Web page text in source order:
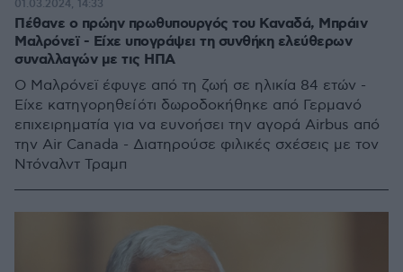
Πέθανε ο πρώην πρωθυπουργός του Καναδά, Μπράιν
Μαλρόνεϊ - Είχε υπογράψει τη συνθήκη ελεύθερων
συναλλαγών με τις ΗΠΑ
Ο Μαλρόνεϊ έφυγε από τη ζωή σε ηλικία 84 ετών -
Είχε κατηγορηθεί ότι δωροδοκήθηκε από Γερμανό
επιχειρηματία για να ευνοήσει την αγορά Airbus από
την Air Canada - Διατηρούσε φιλικές σχέσεις με τον
Ντόναλντ Τραμπ
01.03.2024, 14:33